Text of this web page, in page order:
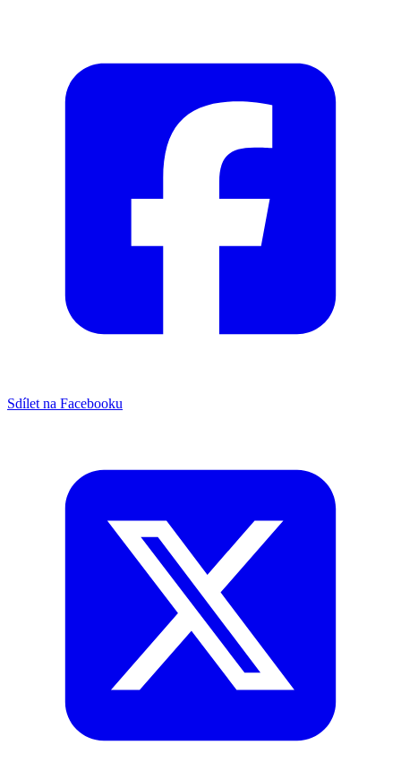
Sdílet na Facebooku